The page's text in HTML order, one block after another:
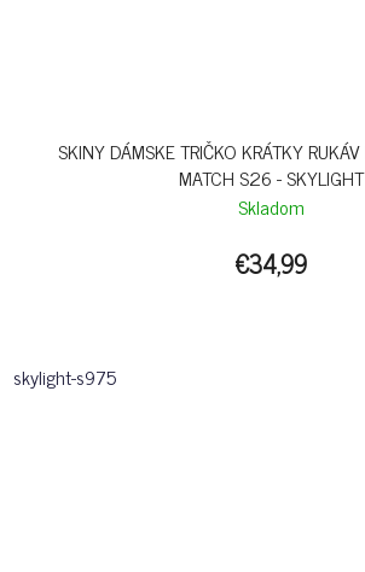
SKINY DÁMSKE TRIČKO KRÁTKY
MATCH S26 - SKYLIGHT
Skladom
€34,99
skylight-s975